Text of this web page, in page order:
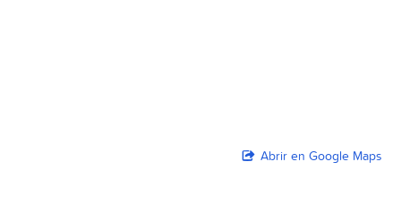
Abrir en Google Maps